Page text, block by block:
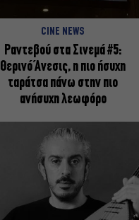
CINE NEWS
Ραντεβού στα Σινεμά #5:
Θερινό Άνεσις, η πιο ήσυχη
ταράτσα πάνω στην πιο
ανήσυχη λεωφόρο